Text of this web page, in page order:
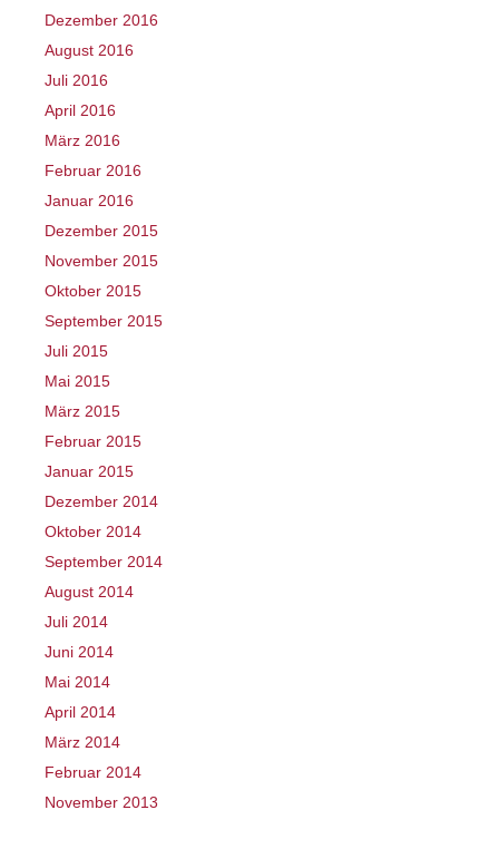
Dezember 2016
August 2016
Juli 2016
April 2016
März 2016
Februar 2016
Januar 2016
Dezember 2015
November 2015
Oktober 2015
September 2015
Juli 2015
Mai 2015
März 2015
Februar 2015
Januar 2015
Dezember 2014
Oktober 2014
September 2014
August 2014
Juli 2014
Juni 2014
Mai 2014
April 2014
März 2014
Februar 2014
November 2013